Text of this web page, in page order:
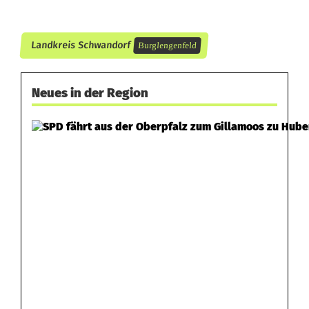
Landkreis Schwandorf Burglengenfeld
Neues in der Region